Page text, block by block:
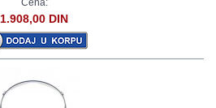
Cena:
1.908,00 DIN